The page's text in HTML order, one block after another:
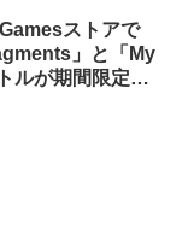
ストアで
」と「My
ルが期間限定で